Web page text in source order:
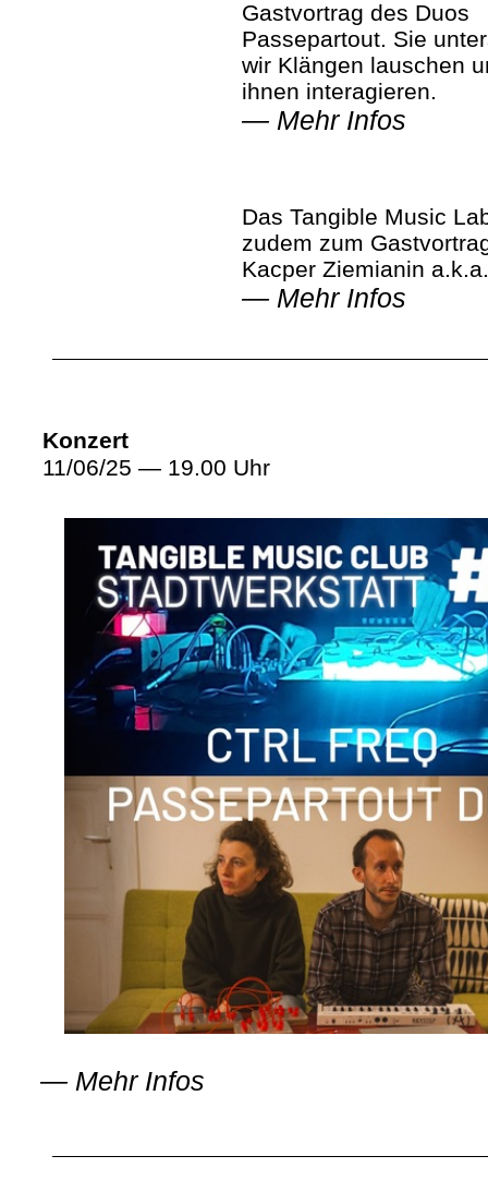
Gastvortrag des Duos
Passepartout. Sie
wir Klängen lauschen
ihnen interagieren.
— Mehr Infos
Das Tangible Music
zudem zum
Kacper Ziemianin a.k.a.
— Mehr Infos
Konzert
11/06/25 — 19.00 Uhr
— Mehr Infos